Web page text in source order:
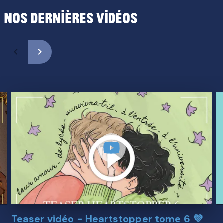
Nos dernières vidéos
navigate_before navigate_next
Teaser vidéo - Heartstopper tome 6 💜